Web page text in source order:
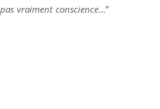
vraiment conscience…”